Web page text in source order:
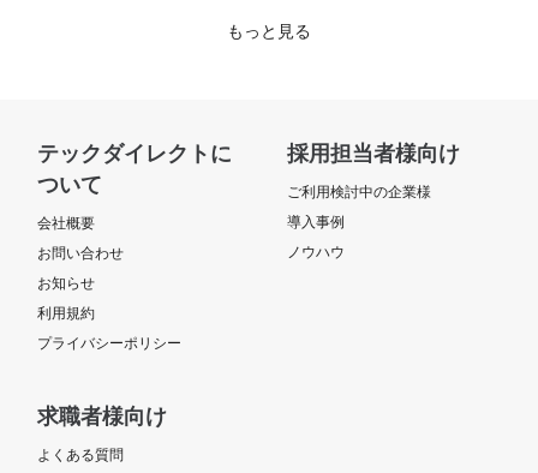
もっと見る
テックダイレクトに
ついて
会社概要
お問い合わせ
お知らせ
利用規約
プライバシーポリシー
採用担当者様向け
ご利用検討中の企業様
導入事例
ノウハウ
求職者様向け
よくある質問